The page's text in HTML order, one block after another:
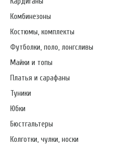
Комбинезоны
Костюмы, комплекты
Футболки, поло, лонгсливы
Майки и топы
Платья и сарафаны
Туники
Юбки
Бюстгальтеры
Колготки, чулки, носки